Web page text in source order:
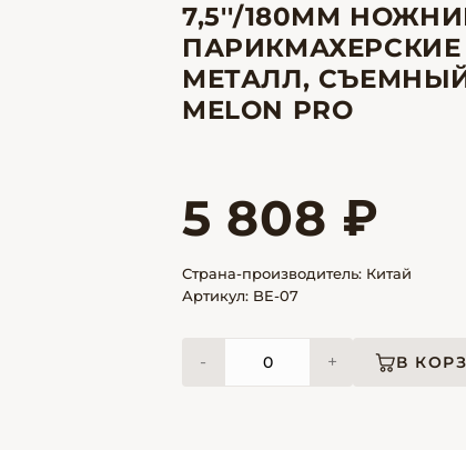
7,5''/180ММ
МЕТАЛЛ,
MELON PRO
5 808 ₽
Страна-производитель: Китай
Артикул: BE-07
- + В